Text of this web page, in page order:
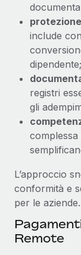
include
dipendente;
registri
gli
L’approccio
conformità e
per le aziende.
Remote